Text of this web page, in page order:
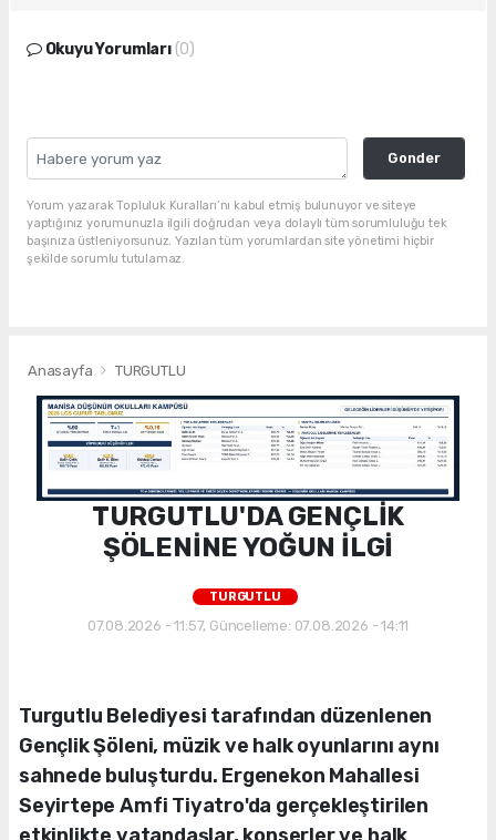
Okuyu Yorumları (0)
Gonder
Yorum yazarak Topluluk Kuralları’nı kabul etmiş bulunuyor ve siteye
yaptığınız yorumunuzla ilgili doğrudan veya dolaylı tüm sorumluluğu tek
başınıza üstleniyorsunuz. Yazılan tüm yorumlardan site yönetimi hiçbir
şekilde sorumlu tutulamaz.
Anasayfa TURGUTLU
TURGUTLU'DA GENÇLİK
ŞÖLENİNE YOĞUN İLGİ
TURGUTLU
07.08.2026 - 11:57, Güncelleme: 07.08.2026 - 14:11
Turgutlu Belediyesi tarafından düzenlenen
Gençlik Şöleni, müzik ve halk oyunlarını aynı
sahnede buluşturdu. Ergenekon Mahallesi
Seyirtepe Amfi Tiyatro'da gerçekleştirilen